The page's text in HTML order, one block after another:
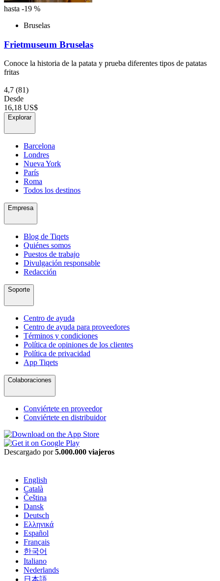
hasta -19 %
Bruselas
Frietmuseum Bruselas
Conoce la historia de la patata y prueba diferentes tipos de patatas
fritas
4,7 (81)
Desde
16,18 US$
Explorar
Barcelona
Londres
Nueva York
París
Roma
Todos los destinos
Empresa
Blog de Tiqets
Quiénes somos
Puestos de trabajo
Divulgación responsable
Redacción
Soporte
Centro de ayuda
Centro de ayuda para proveedores
Términos y condiciones
Política de opiniones de los clientes
Política de privacidad
App Tiqets
Colaboraciones
Conviértete en proveedor
Conviértete en distribuidor
Descargado por5.000.000 viajeros
English
Català
Čeština
Dansk
Deutsch
Ελληνικά
Español
Français
한국어
Italiano
Nederlands